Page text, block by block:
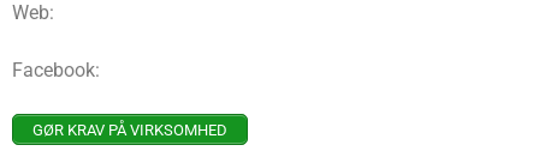
Web:
Facebook:
GØR KRAV PÅ VIRKSOMHED